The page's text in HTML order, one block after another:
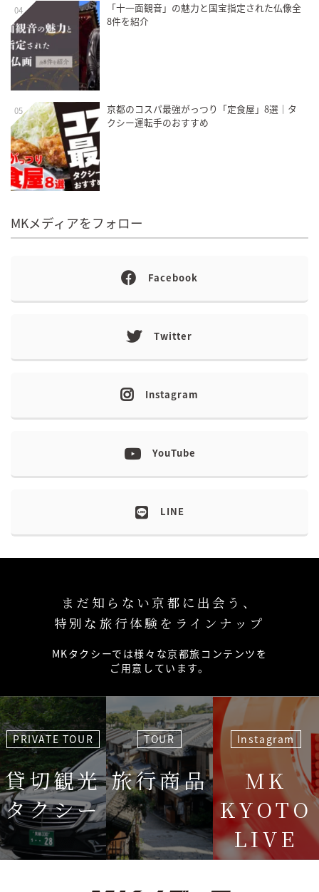
04
「十一面観音」の魅力と国宝指定された仏像全
8件を紹介
05
京都のコスパ最強がっつり「定食屋」8選｜タ
クシー運転手のおすすめ
MKメディアをフォロー
Facebook
Twitter
Instagram
YouTube
LINE
まだ知らない京都に出会う、
特別な旅行体験をラインナップ
MKタクシーでは様々な京都旅コンテンツを
ご用意しています。
PRIVATE TOUR
貸切観光
タクシー
TOUR
旅行商品
Instagram
MK
KYOTO
LIVE